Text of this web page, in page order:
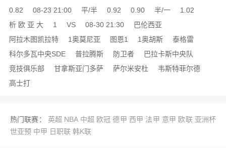
0.82
08-23 21:00 平/半 0.92 0.90 半/一
1.02
析 欧 亚 大
1 VS 08-30 21:30
巴伦西亚
阿拉木图凯拉特
1奥莫尼亚 图恩1 1奥胡斯
泰格雷
科尔多瓦中央SDE
普拉腾斯 防卫者
巴拉卡斯中央队
竞技俱乐部
甘拿斯亚门多萨 萨尔米安杜
韦斯特菲尔德
高士打
热门联赛： 英超 NBA 中超 欧冠 德甲 西甲 法甲 意甲 欧联 亚洲杯
世亚预 中甲 日职联 韩K联